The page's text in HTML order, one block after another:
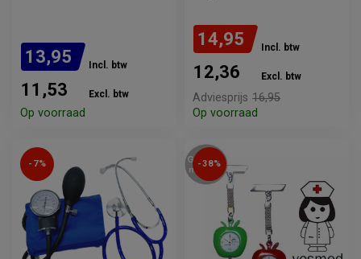
13,95 Incl. btw
11,53 Excl. btw
Op voorraad
14,95 Incl. btw
12,36 Excl. btw
Adviesprijs 16,95
Op voorraad
-7% -38%